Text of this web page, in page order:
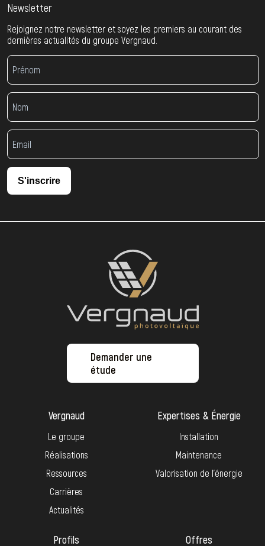
Newsletter
Rejoignez notre newsletter et soyez les premiers au courant des
dernières actualités du groupe Vergnaud.
S'inscrire
Demander une
étude
Vergnaud
Le groupe
Réalisations
Ressources
Carrières
Actualités
Expertises & Énergie
Installation
Maintenance
Valorisation de l’énergie
Profils Offres